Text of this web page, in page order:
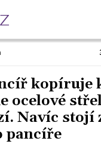
kopíruje
ocelové
Navíc stojí
pancíře